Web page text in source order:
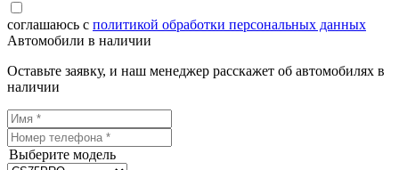
соглашаюсь с политикой обработки персональных данных
Автомобили в наличии
Оставьте заявку, и наш менеджер расскажет об автомобилях в
наличии
Выберите модель